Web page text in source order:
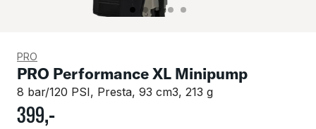
PRO
PRO Performance XL Minipump
8 bar/120 PSI, Presta, 93 cm3, 213 g
399,-